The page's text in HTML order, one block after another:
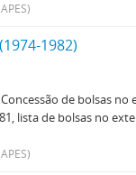
1982)
de bolsas
lista de bolsas no